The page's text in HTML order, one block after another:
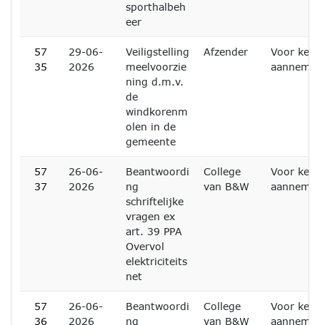
sporthalbeh
eer
57
35
29-06-
2026
Veiligstelling
meelvoorzie
ning d.m.v.
de
windkorenm
olen in de
gemeente
Afzender
Voor
57
37
26-06-
2026
Beantwoordi
ng
schriftelijke
vragen ex
art. 39 PPA
Overvol
elektriciteits
net
College
van B&W
Voor
57
36
26-06-
2026
Beantwoordi
ng
College
van B&W
Voor